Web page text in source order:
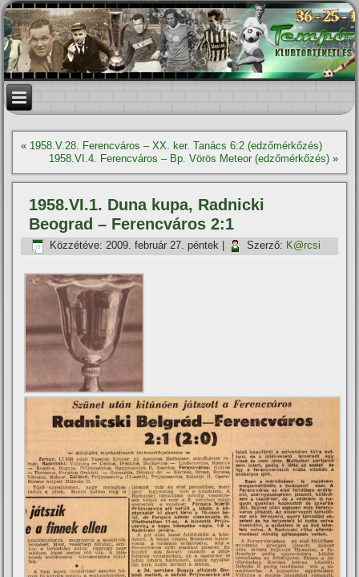
« 1958.V.28. Ferencváros – XX. ker. Tanács 6:2 (edzőmérkőzés)
1958.VI.4. Ferencváros – Bp. Vörös Meteor (edzőmérkőzés)»
1958.VI.1. Duna kupa, Radnicki
Beograd – Ferencváros 2:1
Közzétéve: 2009. február 27. péntek Szerző: K@rcsi